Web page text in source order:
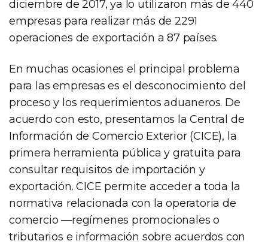
diciembre de 2017, ya lo utilizaron más de 440
empresas para realizar más de 2291
operaciones de exportación a 87 países.
En muchas ocasiones el principal problema
para las empresas es el desconocimiento del
proceso y los requerimientos aduaneros. De
acuerdo con esto, presentamos la Central de
Información de Comercio Exterior (CICE), la
primera herramienta pública y gratuita para
consultar requisitos de importación y
exportación. CICE permite acceder a toda la
normativa relacionada con la operatoria de
comercio —regímenes promocionales o
tributarios e información sobre acuerdos con